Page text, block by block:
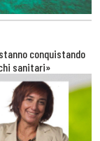
conquistando
sanitari»